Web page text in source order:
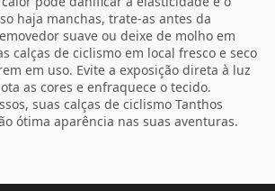
haja manchas, trate-as antes da
suave ou deixe de molho em
calças de ciclismo em local fresco e seco
em uso. Evite a exposição direta à luz
as cores e enfraquece o tecido.
suas calças de ciclismo Tanthos
ótima aparência nas suas aventuras.